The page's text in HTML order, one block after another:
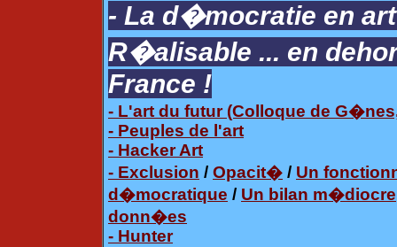
- La d�mocratie en
R�alisable ... en
France !
- L'art du futur (Colloque de
- Peuples de l'art
- Hacker Art
- Exclusion / Opacit� / Un
d�mocratique / Un bilan m�diocre
donn�es
- Hunter